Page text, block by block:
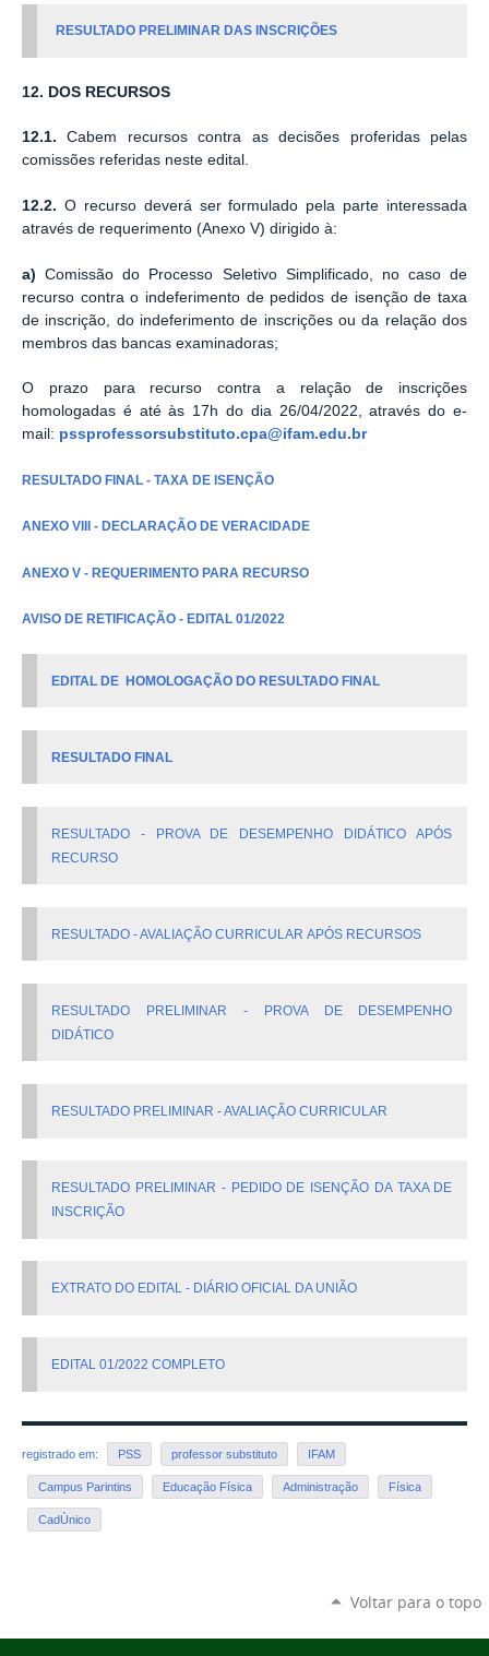
RESULTADO PRELIMINAR DAS INSCRIÇÕES
12. DOS RECURSOS
12.1.Cabem recursos contra as decisões proferidas pelas
comissões referidas neste edital.
12.2. O recurso deverá ser formulado pela parte interessada
através de requerimento (Anexo V) dirigido à:
a)Comissão do Processo Seletivo Simplificado, no caso de
recurso contra o indeferimento de pedidos de isenção de taxa
de inscrição, do indeferimento de inscrições ou da relação dos
membros das bancas examinadoras;
O prazo para recurso contra a relação de inscrições
homologadas é até às 17h do dia 26/04/2022, através do e-
mail: pssprofessorsubstituto.cpa@ifam.edu.br
RESULTADO FINAL - TAXA DE ISENÇÃO
ANEXO VIII - DECLARAÇÃO DE VERACIDADE
ANEXO V - REQUERIMENTO PARA RECURSO
AVISO DE RETIFICAÇÃO - EDITAL 01/2022
EDITAL DE HOMOLOGAÇÃO DO RESULTADO FINAL
RESULTADO FINAL
RESULTADO - PROVA DE DESEMPENHO DIDÁTICO APÓS
RECURSO
RESULTADO - AVALIAÇÃO CURRICULAR APÓS RECURSOS
RESULTADO PRELIMINAR - PROVA DE DESEMPENHO
DIDÁTICO
RESULTADO PRELIMINAR - AVALIAÇÃO CURRICULAR
RESULTADO PRELIMINAR - PEDIDO DE ISENÇÃO DA TAXA DE
INSCRIÇÃO
EXTRATO DO EDITAL - DIÁRIO OFICIAL DA UNIÃO
EDITAL 01/2022 COMPLETO
registrado em: PSS professor substituto IFAM
Campus Parintins Educação Física Administração Física
CadÙnico
Voltar para o topo